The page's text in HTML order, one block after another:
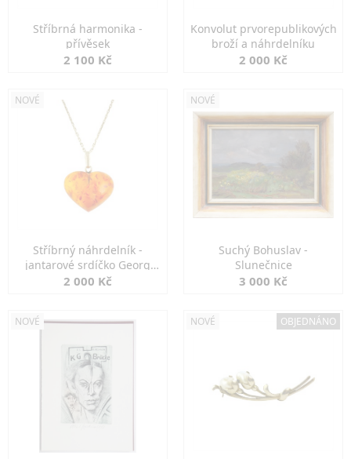
Stříbrná harmonika -
přívěsek
2 100 Kč
Konvolut prvorepublikových
broží a náhrdelníku
2 000 Kč
NOVÉ
Stříbrný náhrdelník -
jantarové srdíčko Georg
Kramer
2 000 Kč
NOVÉ
Suchý Bohuslav -
Slunečnice
3 000 Kč
NOVÉ NOVÉ OBJEDNÁNO